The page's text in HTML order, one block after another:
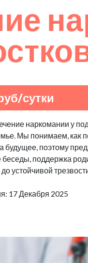
сутки
наркомании у
Мы понимаем, как
будущее, поэтому
поддержка
устойчивой
17 Декабря 2025